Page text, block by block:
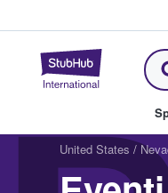
United States /